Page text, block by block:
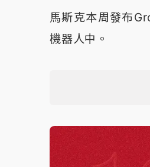
馬斯克本周發布
機器人中。